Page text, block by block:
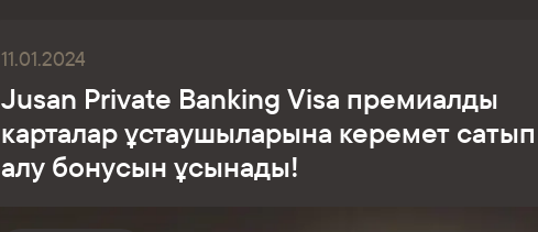
11.01.2024
Jusan Private Banking Visa премиалды
карталар ұстаушыларына керемет сатып
алу бонусын ұсынады!